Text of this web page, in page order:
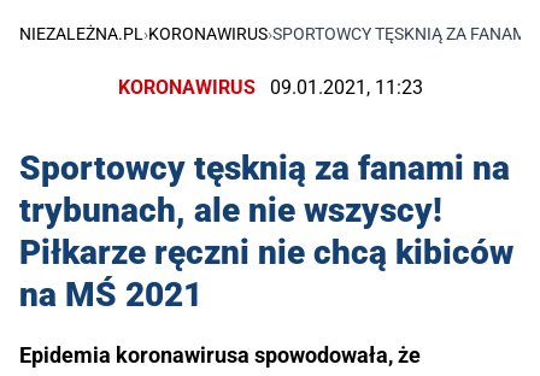
NIEZALEŻNA.PL ›KORONAWIRUS›SPORTOWCY TĘSKNIĄ ZA
KORONAWIRUS 09.01.2021, 11:23
Sportowcy tęsknią za fanami na
trybunach, ale nie wszyscy!
Piłkarze ręczni nie chcą kibiców
na MŚ 2021
Epidemia koronawirusa spowodowała, że